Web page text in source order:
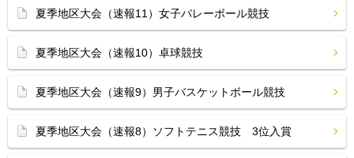
夏季地区大会（速報11）女子バレーボール競技
夏季地区大会（速報10）卓球競技
夏季地区大会（速報9）男子バスケットボール競技
夏季地区大会（速報8）ソフトテニス競技 3位入賞